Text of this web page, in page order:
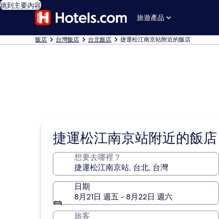
跳到主要內容
旅遊產品
飯店 台灣飯店 台北飯店 捷運松江南京站附近的飯店
捷運松江南京站附近的飯店
想要去哪裡？
日期
8月21日 週五 - 8月22日 週六
旅客